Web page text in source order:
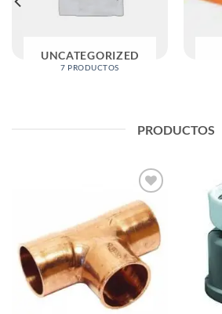
UNCATEGORIZED
7 PRODUCTOS
PRODUCTOS
Añadir
a la
lista de
deseos